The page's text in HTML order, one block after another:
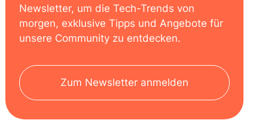
Newsletter, um die Tech-Trends von
morgen, exklusive Tipps und Angebote für
unsere Community zu entdecken.
Zum Newsletter anmelden